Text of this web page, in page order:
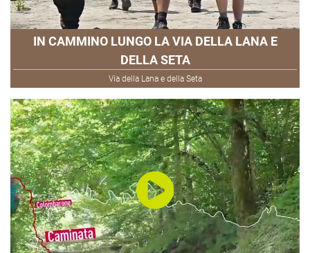
IN CAMMINO LUNGO LA VIA DELLA LANA E
DELLA SETA
Via della Lana e della Seta